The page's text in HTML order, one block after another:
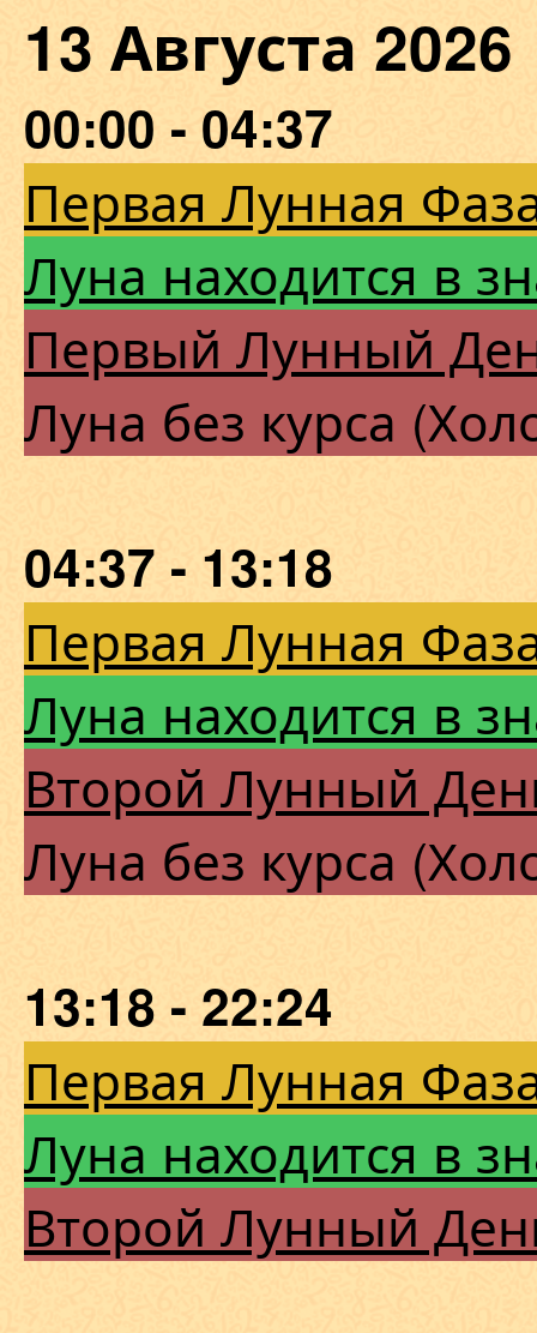
13 Августа
00:00 - 04:37
Первая Лунная
Луна находится в
Первый Лунный
Луна без курса
04:37 - 13:18
Первая Лунная
Луна находится в
Второй Лунный
Луна без курса
13:18 - 22:24
Первая Лунная
Луна находится в
Второй Лунный